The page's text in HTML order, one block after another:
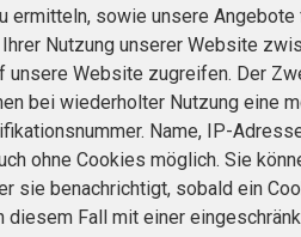
sowie unsere
Nutzung unserer Website
unsere Website zugreifen. Der
bei wiederholter Nutzung eine
Name, IP-
ohne Cookies möglich. Sie
benachrichtigt, sobald ein
Fall mit einer